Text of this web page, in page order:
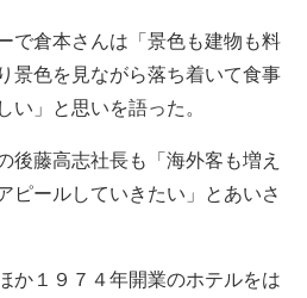
で倉本さんは「景色も建物も料
景色を見ながら落ち着いて食事
い」と思いを語った。
藤高志社長も「海外客も増え
ピールしていきたい」とあいさ
か１９７４年開業のホテルをは